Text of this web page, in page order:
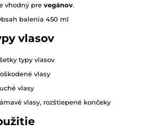
vhodný pre vegánov.
balenia 450 ml
vlasov
typy vlasov
vlasy
vlasy
vlasy, rozštiepené končeky